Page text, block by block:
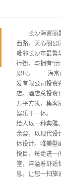
长沙海富丽景
西路，天心阁公
毗邻长沙市最
行街，与拥有“
咫尺。 海富丽
发有限公司投资
店。酒店总投资
万平方米，集客
娱乐于一体。
给人以一种典雅
余套，以现代设
体设计。唯美壁
悦目，每走进一
堂，洋溢着舒适
息，让您一扫旅